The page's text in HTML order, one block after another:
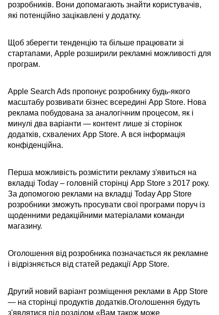
розробників. Вони допомагають знайти користувачів,
які потенційно зацікавлені у додатку.
Щоб зберегти тенденцію та більше працювати зі
стартапами, Apple розширили рекламні можливості для
програм.
Apple Search Ads пропонує розробнику будь-якого
масштабу розвивати бізнес всередині App Store. Нова
реклама побудована за аналогічним процесом, як і
минулі два варіанти — контент лише зі сторінок
додатків, схвалених App Store. А вся інформація
конфіденційна.
Перша можливість розмістити рекламу з'явиться на
вкладці Today – головній сторінці App Store з 2017 року.
За допомогою реклами на вкладці Today App Store
розробники зможуть просувати свої програми поруч із
щоденними редакційними матеріалами команди
магазину.
Оголошення від розробника позначається як рекламне
і відрізняється від статей редакції App Store.
Другий новий варіант розміщення реклами в App Store
— на сторінці продуктів додатків.Оголошення будуть
з'являтися під розділом «Вам також може